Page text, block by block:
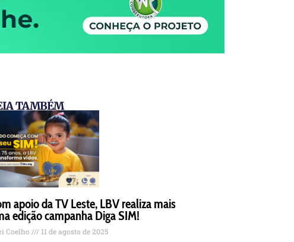
TAMBÉM
apoio da TV Leste, LBV realiza mais
edição campanha Diga SIM!
Coelho 11 de agosto de 2025